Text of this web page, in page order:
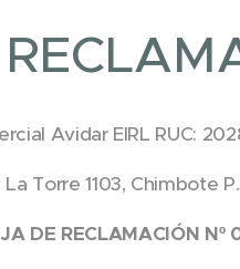
Avidar EIRL RUC:
Torre 1103, Chimbote
DE RECLAMACIÓN Nº